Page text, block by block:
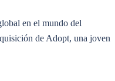
en el mundo del
de Adopt, una joven